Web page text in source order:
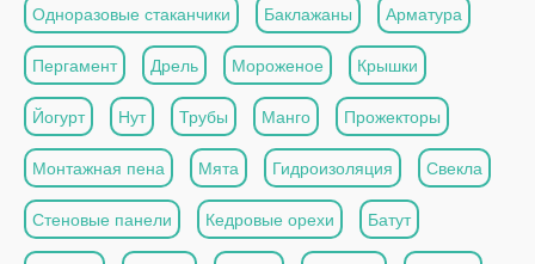
Одноразовые стаканчики Баклажаны Арматура
Пергамент Дрель Мороженое Крышки
Йогурт Нут Трубы Манго Прожекторы
Монтажная пена Мята Гидроизоляция Свекла
Стеновые панели Кедровые орехи Батут